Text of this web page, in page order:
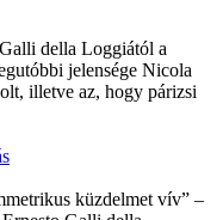
Galli della Loggiától a
jelensége Nicola
illetve az, hogy párizsi
küzdelmet vív” –